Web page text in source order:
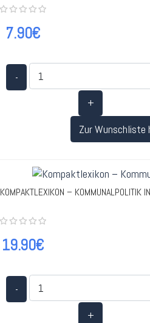
7.90€
-
+
Zur Wunschliste
KOMPAKTLEXIKON – KOMMUNALPOLITIK
19.90€
-
+